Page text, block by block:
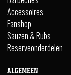
Accessoires
Fanshop
Sauzen & Rubs
Reserveonderdelen
ALGEMEEN